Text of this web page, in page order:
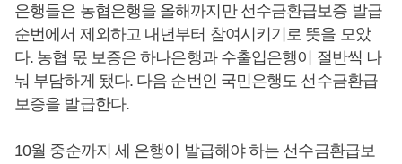
은행들은 농협은행을 올해까지만 선수금환급보증 발급
순번에서 제외하고 내년부터 참여시키기로 뜻을 모았
다. 농협 몫 보증은 하나은행과 수출입은행이 절반씩 나
눠 부담하게 됐다. 다음 순번인 국민은행도 선수금환급
보증을 발급한다.
10월 중순까지 세 은행이 발급해야 하는 선수금환급보